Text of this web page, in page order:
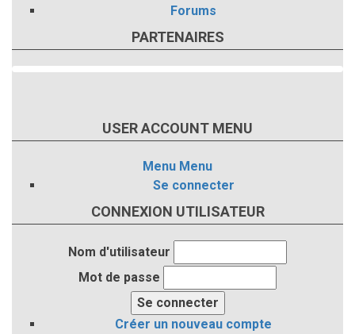
Forums
PARTENAIRES
USER ACCOUNT MENU
Menu Menu
Se connecter
CONNEXION UTILISATEUR
Nom d'utilisateur
Mot de passe
Créer un nouveau compte